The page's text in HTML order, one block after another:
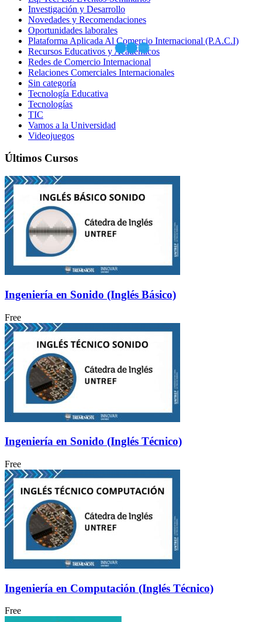
Investigación y Desarrollo
Novedades y Recomendaciones
Oportunidades laborales
Plataforma Aplicada Al Comercio Internacional (P.A.C.I)
Recursos Educativos y Académicos
Redes de Comercio Internacional
Relaciones Comerciales Internacionales
Sin categoría
Tecnología Educativa
Tecnologías
TIC
Vamos a la Universidad
Videojuegos
Últimos Cursos
Ingeniería en Sonido (Inglés Básico)
Free
Ingeniería en Sonido (Inglés Técnico)
Free
Ingeniería en Computación (Inglés Técnico)
Free